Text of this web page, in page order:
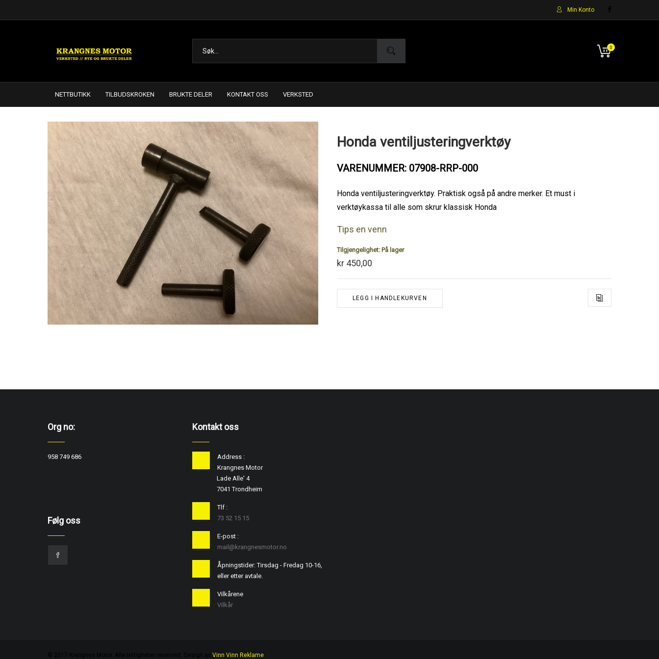
Min Konto
0
NETTBUTIKK TILBUDSKROKEN BRUKTE DELER KONTAKT OSS VERKSTED
Honda ventiljusteringverktøy
VARENUMMER: 07908-RRP-000
Honda ventiljusteringverktøy. Praktisk også på andre merker. Et must i
verktøykassa til alle som skrur klassisk Honda
Tips en venn
Tilgjengelighet: På lager
kr 450,00
LEGG I HANDLEKURVEN
Org no:
958 749 686
Følg oss
Kontakt oss
Address :
Krangnes Motor
Lade Alle' 4
7041 Trondheim
Tlf :
73 52 15 15
E-post :
mail@krangnesmotor.no
Åpningstider: Tirsdag - Fredag 10-16,
eller etter avtale.
Vilkårene
Vilkår
© 2017 Krangnes Motor. Alle rettigheter reservert. Design av Vinn Vinn Reklame